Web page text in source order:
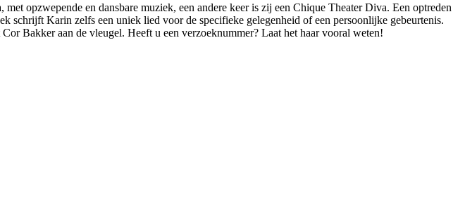
opzwepende en dansbare muziek, een andere keer is zij een Chique Theater Diva. Een optreden
schrijft Karin zelfs een uniek lied voor de specifieke gelegenheid of een persoonlijke gebeurtenis.
Bakker aan de vleugel. Heeft u een verzoeknummer? Laat het haar vooral weten!